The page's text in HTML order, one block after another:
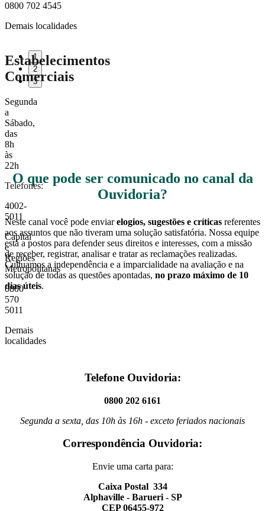
0800 702 4545
Demais localidades
Estabelecimentos
Comerciais
Segunda
a
Sábado,
das
8h
às
22h
Telefones:
4002-
5011
Capital
e
Regiões
Metropolitanas
0800
570
5011
Demais
localidades
1
2
3
O que pode ser comunicado no canal da
Ouvidoria?
Neste canal você pode enviarelogios, sugestões e críticas referentes
aos assuntos que não tiveram uma solução satisfatória. Nossa equipe
está a postos para defender seus direitos e interesses, com a missão
de receber, registrar, analisar e tratar as reclamações realizadas.
Cultuamos a independência e a imparcialidade na avaliação e na
solução de todas as questões apontadas, no prazo máximo de 10
dias úteis.
Telefone Ouvidoria:
0800 202 6161
Segunda a sexta, das 10h às 16h - exceto feriados nacionais
Correspondência Ouvidoria:
Envie uma carta para:
Caixa Postal 334
Alphaville - Barueri - SP
CEP 06455-972